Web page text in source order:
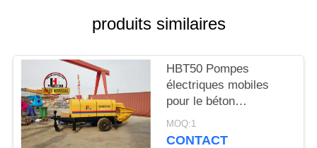
CITATION
PLAN
DU
SITE
produits similaires
HBT50 Pompes
électriques mobiles
pour le béton
stationnaires Pompes
hydrauliques Solénoïde
MOQ:1
CONTACT